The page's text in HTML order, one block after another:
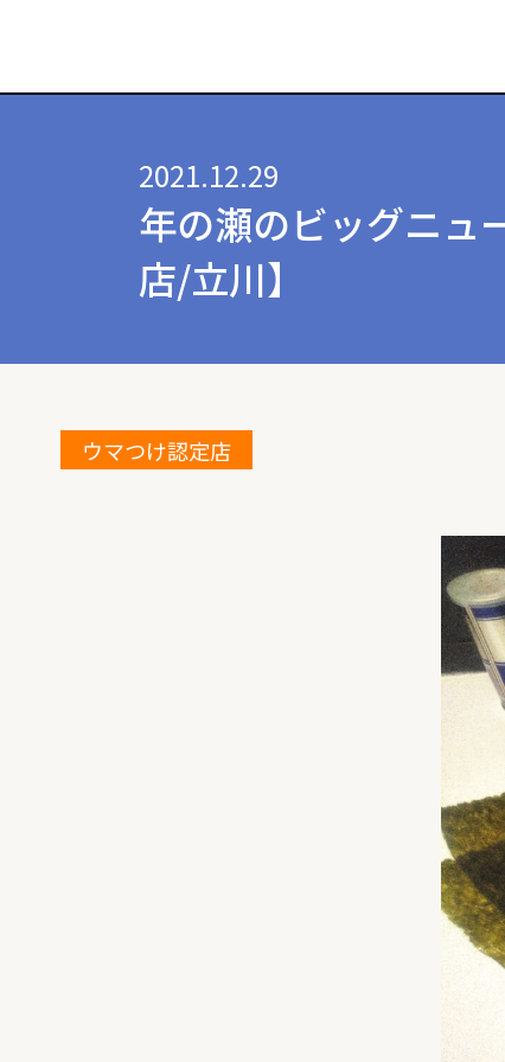
2021.12.29
年の瀬のビッグニュ
店/立川】
ウマつけ認定店